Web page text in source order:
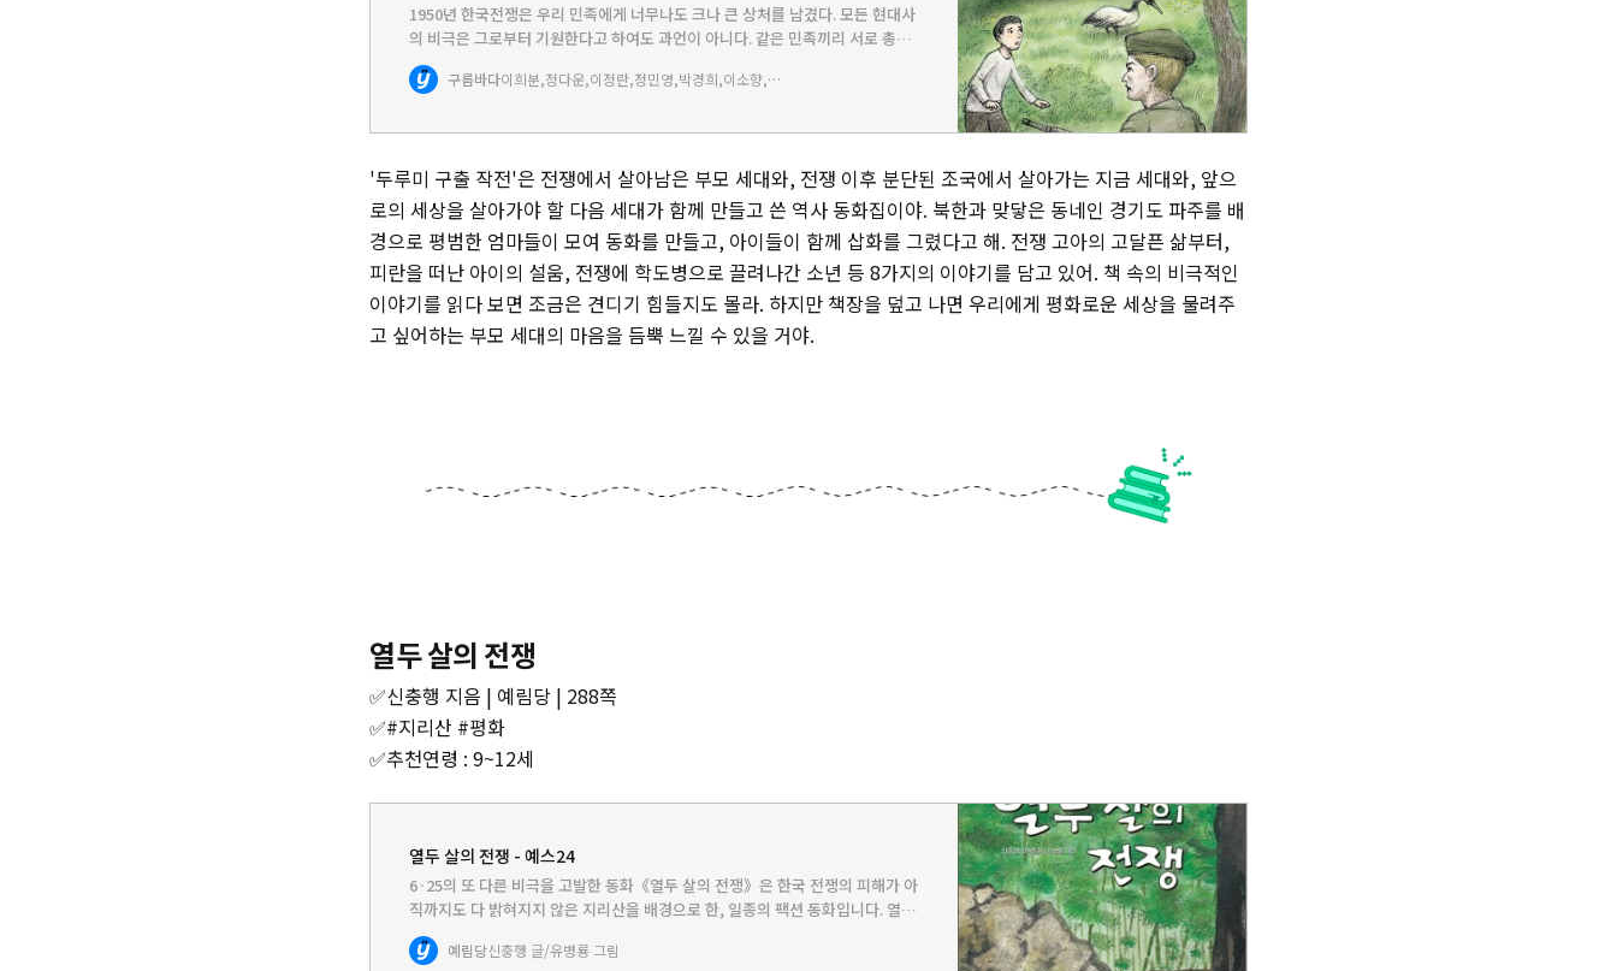
1950년 한국전쟁은 우리 민족에게 너무나도 크나 큰 상처를 남겼다. 모든 현대사
의 비극은 그로부터 기원한다고 하여도 과언이 아니다. 같은 민족끼리 서로 총부
리를 겨누었고 쏘고 죽였고 죽임을 당하였다. 그러나 전쟁 중에도 사람은 살아야
만 했다. 생존은 그…
구름바다 이희분,정다운,이정란,정민영,박경희,이소향,양태은,정주아 글
'두루미 구출 작전'은 전쟁에서 살아남은 부모 세대와, 전쟁 이후 분단된 조국에서 살아가는 지금 세대와, 앞으
로의 세상을 살아가야 할 다음 세대가 함께 만들고 쓴 역사 동화집이야. 북한과 맞닿은 동네인 경기도 파주를 배
경으로 평범한 엄마들이 모여 동화를 만들고, 아이들이 함께 삽화를 그렸다고 해. 전쟁 고아의 고달픈 삶부터,
피란을 떠난 아이의 설움, 전쟁에 학도병으로 끌려나간 소년 등 8가지의 이야기를 담고 있어. 책 속의 비극적인
이야기를 읽다 보면 조금은 견디기 힘들지도 몰라. 하지만 책장을 덮고 나면 우리에게 평화로운 세상을 물려주
고 싶어하는 부모 세대의 마음을 듬뿍 느낄 수 있을 거야.
열두 살의 전쟁
✅신충행 지음 | 예림당 | 288쪽
✅#지리산 #평화
✅추천연령 : 9~12세
열두 살의 전쟁 - 예스24
6·25의 또 다른 비극을 고발한 동화《열두 살의 전쟁》은 한국 전쟁의 피해가 아
직까지도 다 밝혀지지 않은 지리산을 배경으로 한, 일종의 팩션 동화입니다. 열한
살 가을부터 중학생이 되기까지 만 3년 동안 전쟁을 겪은 주인공 강하의 눈을 통
해 6·25의 비인간…
예림당신충행 글/유병룡 그림